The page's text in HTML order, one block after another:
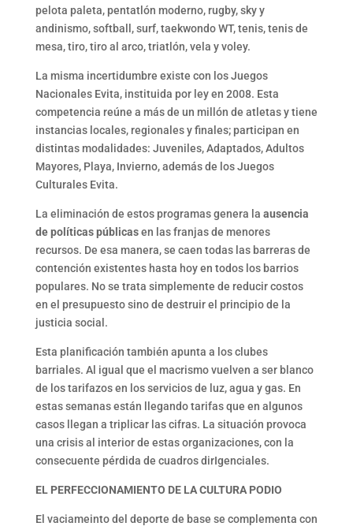
pelota paleta, pentatlón moderno, rugby, sky y
andinismo, softball, surf, taekwondo WT, tenis, tenis de
mesa, tiro, tiro al arco, triatlón, vela y voley.
La misma incertidumbre existe con los Juegos
Nacionales Evita, instituida por ley en 2008. Esta
competencia reúne a más de un millón de atletas y tiene
instancias locales, regionales y finales; participan en
distintas modalidades: Juveniles, Adaptados, Adultos
Mayores, Playa, Invierno, además de los Juegos
Culturales Evita.
La eliminación de estos programas genera la ausencia
de políticas públicasen las franjas de menores
recursos. De esa manera, se caen todas las barreras de
contención existentes hasta hoy en todos los barrios
populares. No se trata simplemente de reducir costos
en el presupuesto sino de destruir el principio de la
justicia social.
Esta planificación también apunta a los clubes
barriales. Al igual que el macrismo vuelven a ser blanco
de los tarifazos en los servicios de luz, agua y gas. En
estas semanas están llegando tarifas que en algunos
casos llegan a triplicar las cifras. La situación provoca
una crisis al interior de estas organizaciones, con la
consecuente pérdida de cuadros dirIgenciales.
EL PERFECCIONAMIENTO DE LA CULTURA PODIO
El vaciameinto del deporte de base se complementa con